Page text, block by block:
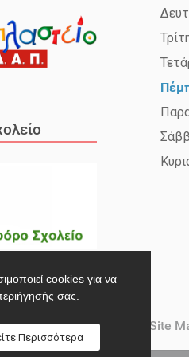
Ενημερωτικά Δελτία Site
cookies για να
σας.
Περισσότερα